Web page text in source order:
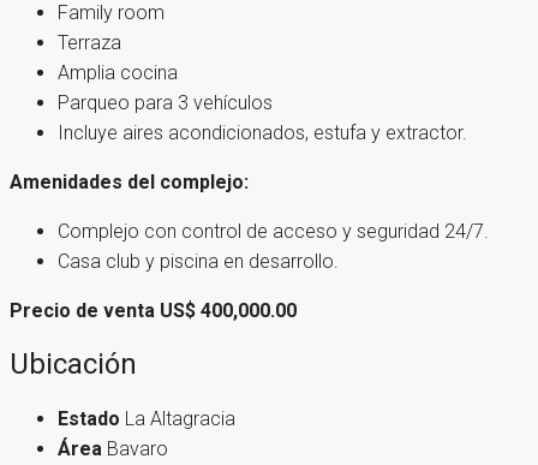
Family room
Terraza
Amplia cocina
Parqueo para 3 vehículos
Incluye aires acondicionados, estufa y extractor.
Amenidades del complejo:
Complejo con control de acceso y seguridad 24/7.
Casa club y piscina en desarrollo.
Precio de venta US$ 400,000.00
Ubicación
Estado La Altagracia
Área Bavaro